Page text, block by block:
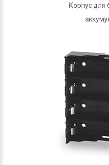
Корпус для